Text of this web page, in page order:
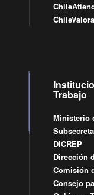
ChileValora
Trabajo
Ministerio
DICREP
Dirección
Comisión
Consejo